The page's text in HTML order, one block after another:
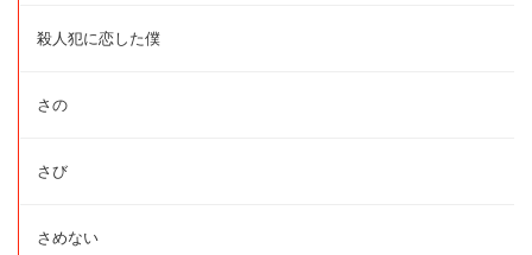
殺人犯に恋した僕
さの
さび
さめない